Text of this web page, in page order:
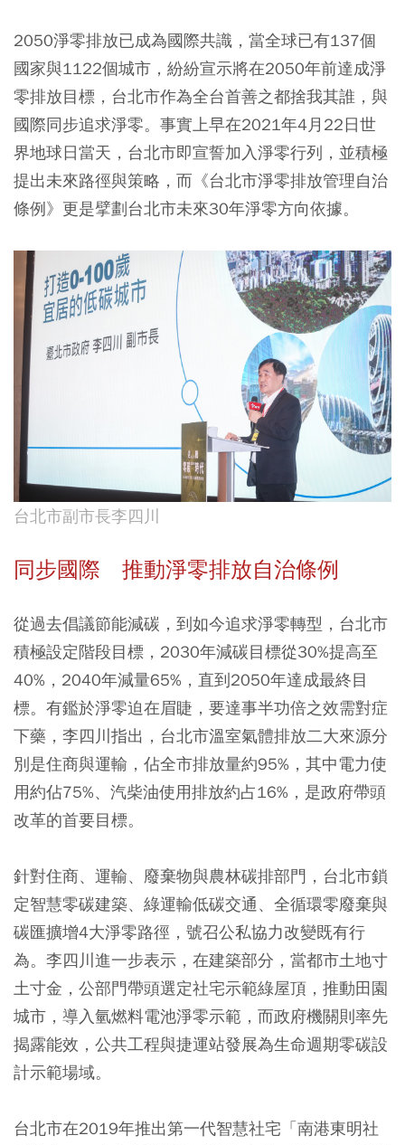
2050淨零排放已成為國際共識，當全球已有137個
國家與1122個城市，紛紛宣示將在2050年前達成淨
零排放目標，台北市作為全台首善之都捨我其誰，與
國際同步追求淨零。事實上早在2021年4月22日世
界地球日當天，台北市即宣誓加入淨零行列，並積極
提出未來路徑與策略，而《台北市淨零排放管理自治
條例》更是擘劃台北市未來30年淨零方向依據。
台北市副市長李四川
同步國際 推動淨零排放自治條例
從過去倡議節能減碳，到如今追求淨零轉型，台北市
積極設定階段目標，2030年減碳目標從30%提高至
40%，2040年減量65%，直到2050年達成最終目
標。有鑑於淨零迫在眉睫，要達事半功倍之效需對症
下藥，李四川指出，台北市溫室氣體排放二大來源分
別是住商與運輸，佔全市排放量約95%，其中電力使
用約佔75%、汽柴油使用排放約占16%，是政府帶頭
改革的首要目標。
針對住商、運輸、廢棄物與農林碳排部門，台北市鎖
定智慧零碳建築、綠運輸低碳交通、全循環零廢棄與
碳匯擴增4大淨零路徑，號召公私協力改變既有行
為。李四川進一步表示，在建築部分，當都市土地寸
土寸金，公部門帶頭選定社宅示範綠屋頂，推動田園
城市，導入氫燃料電池淨零示範，而政府機關則率先
揭露能效，公共工程與捷運站發展為生命週期零碳設
計示範場域。
台北市在2019年推出第一代智慧社宅「南港東明社